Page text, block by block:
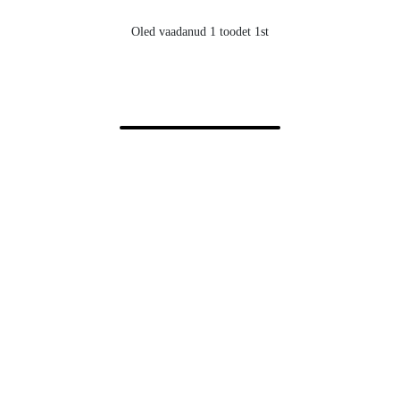
Oled vaadanud 1 toodet 1st